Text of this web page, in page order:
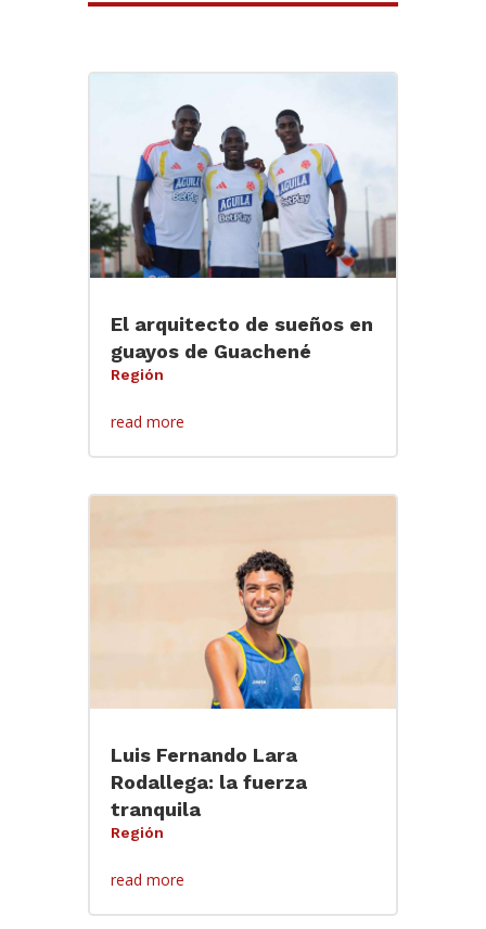
El arquitecto de sueños en
guayos de Guachené
Región
read more
Luis Fernando Lara
Rodallega: la fuerza
tranquila
Región
read more